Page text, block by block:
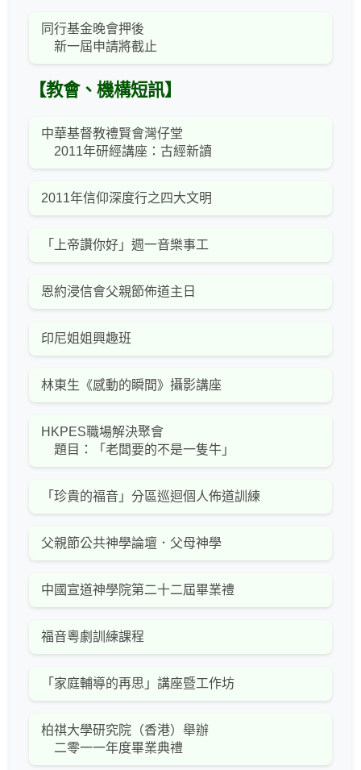
同行基金晚會押後
新一屆申請將截止
【教會、機構短訊】
中華基督教禮賢會灣仔堂
2011年研經講座：古經新讀
2011年信仰深度行之四大文明
「上帝讚你好」週一音樂事工
恩約浸信會父親節佈道主日
印尼姐姐興趣班
林東生《感動的瞬間》攝影講座
HKPES職場解決聚會
題目：「老闆要的不是一隻牛」
「珍貴的福音」分區巡迴個人佈道訓練
父親節公共神學論壇．父母神學
中國宣道神學院第二十二屆畢業禮
福音粵劇訓練課程
「家庭輔導的再思」講座暨工作坊
柏祺大學研究院（香港）舉辦
二零一一年度畢業典禮